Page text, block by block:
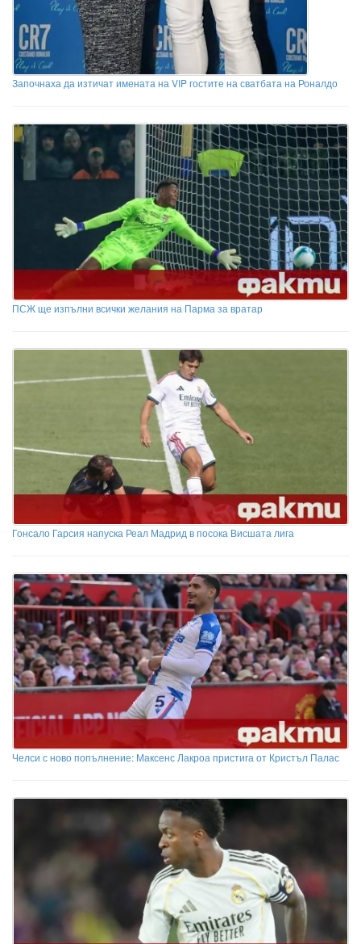
Започнаха да изтичат имената на VIP гостите на сватбата на Роналдо
ПСЖ ще изпълни всички желания на Парма за вратар
Гонсало Гарсия напуска Реал Мадрид в посока Висшата лига
Челси с ново попълнение: Максенс Лакроа пристига от Кристъл Палас